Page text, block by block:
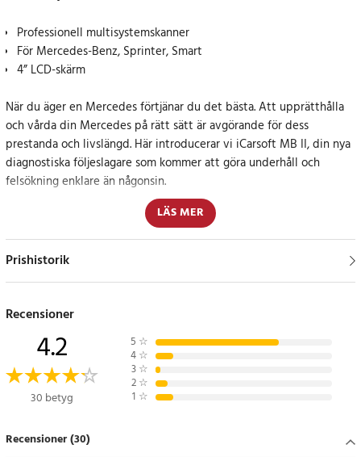
Professionell multisystemskanner
För Mercedes-Benz, Sprinter, Smart
4” LCD-skärm
När du äger en Mercedes förtjänar du det bästa. Att upprätthålla
och vårda din Mercedes på rätt sätt är avgörande för dess
prestanda och livslängd. Här introducerar vi iCarsoft MB II, din nya
diagnostiska följeslagare som kommer att göra underhåll och
felsökning enklare än någonsin.
iCarsoft MB II är ett professionellt och kraftfullt bildiagnosverktyg
identifiera och diagnostisera även de mest komplexa problemen.
Omfattande kompatibilitet
iCarsoft MB II är kompatibel med de flesta Mercedes-modeller
som tillverkats från 1996 och framåt. Dessutom är den fullt kapabel
ECU-diagnos för ett brett utbud av fordon och fungerar smidigt
LÄS MER
Prishistorik
Recensioner
4.2
30 betyg
5 ☆
4 ☆
3 ☆
2 ☆
1 ☆
Recensioner (30)